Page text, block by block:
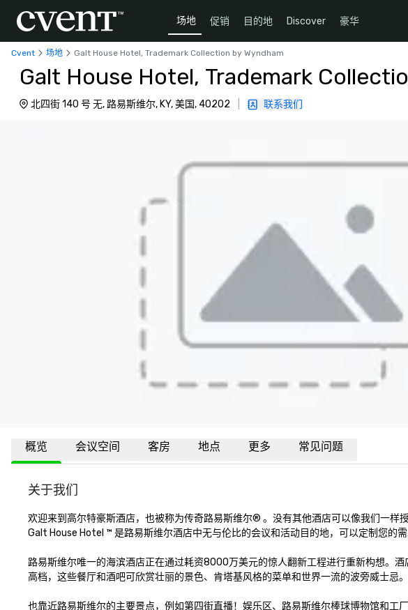
场地 促销 目的地 Discover 豪华
Cvent 场地 Galt House Hotel, Trademark Collection by Wyndham
Galt House Hotel, Trademark
北四街 140 号 无, 路易斯维尔, KY, 美国, 40202 联系我们
概览 会议空间 客房 地点 更多 常见问题
关于我们
欢迎来到高尔特豪斯酒店，也被称为传奇路易斯维尔® ️。没有其他酒店可以像我们一样
Galt House Hotel ™️ 是路易斯维尔酒店中无与伦比的会议和活动目的地，可以定制您的需
路易斯维尔唯一的海滨酒店正在通过耗资8000万美元的惊人翻新工程进行重新构想。
高档，这些餐厅和酒吧可欣赏壮丽的景色、肯塔基风格的菜单和世界一流的波旁威士忌。
也靠近路易斯维尔的主要景点，例如第四街直播！娱乐区、路易斯维尔棒球博物馆和工